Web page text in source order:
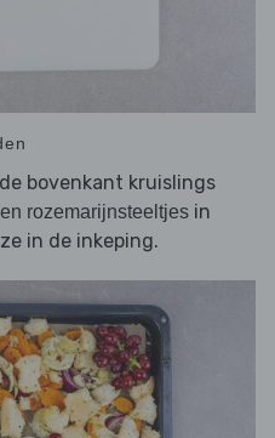
bovenkant kruislings
rozemarijnsteeltjes in
in de inkeping.